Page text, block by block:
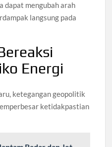
dapat mengubah arah
langsung pada
Energi
ketegangan geopolitik
ketidakpastian